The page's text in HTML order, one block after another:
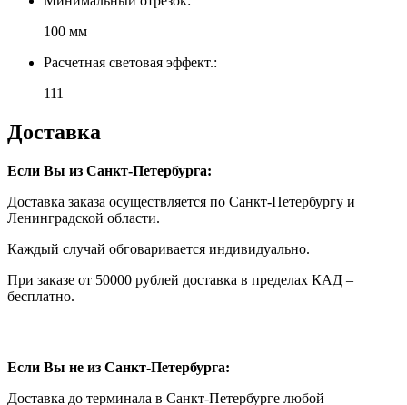
100 мм
Расчетная световая эффект.:
111
Доставка
Если Вы из Санкт-Петербурга:
Доставка заказа осуществляется по Санкт-Петербургу и
Ленинградской области.
Каждый случай обговаривается индивидуально.
При заказе от 50000 рублей доставка в пределах КАД –
бесплатно.
Если Вы не из Санкт-Петербурга:
Доставка до терминала в Санкт-Петербурге любой